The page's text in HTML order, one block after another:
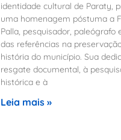
identidade cultural de Paraty,
uma homenagem póstuma a
Palla, pesquisador, paleógrafo
das referências na
história do município. Sua
resgate documental, à
histórica e à
Leia mais »